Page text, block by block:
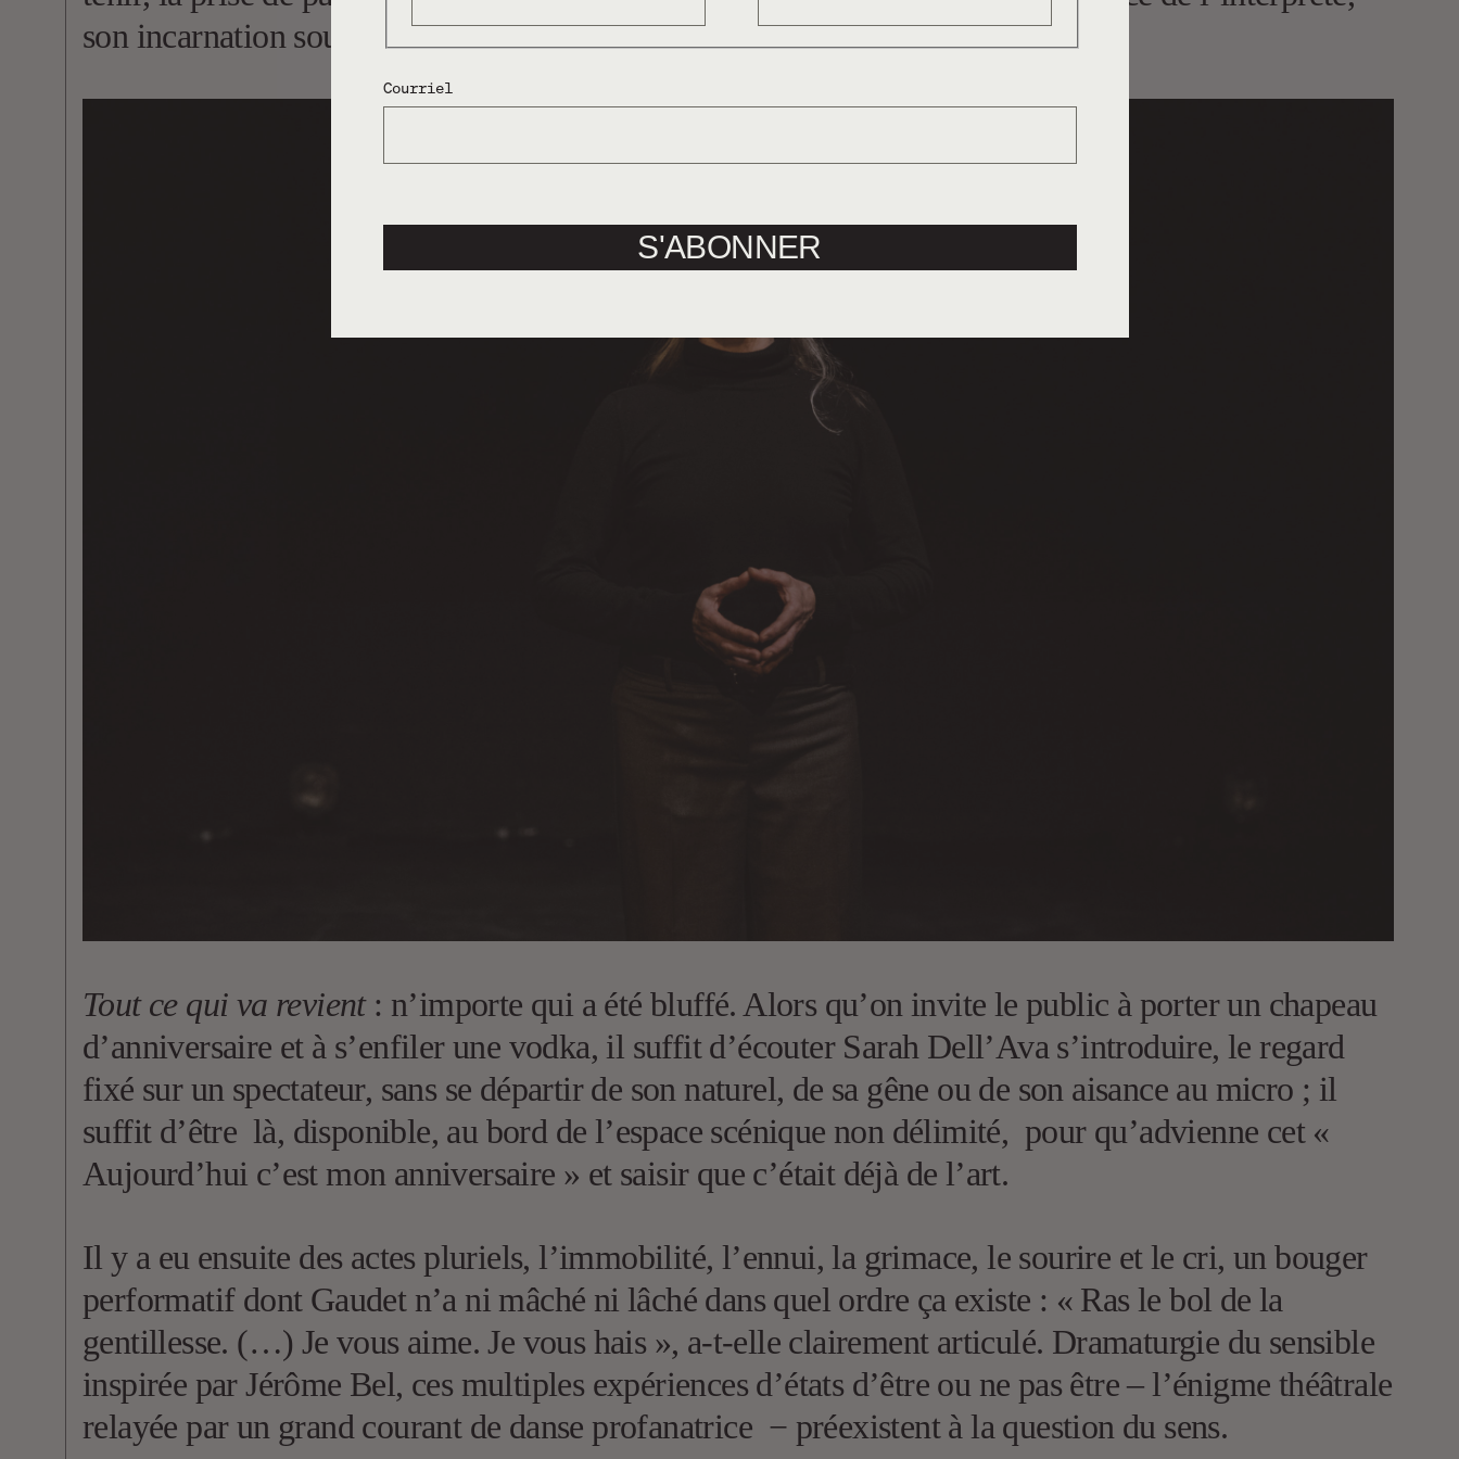
son incarnation soutenue et le sans-langage de la danse.
Tout ce qui va revient : n’importe qui a été bluffé. Alors qu’on invite le public à porter un chapeau
d’anniversaire et à s’enfiler une vodka, il suffit d’écouter Sarah Dell’Ava s’introduire, le regard
fixé sur un spectateur, sans se départir de son naturel, de sa gêne ou de son aisance au micro ; il
suffit d’être là, disponible, au bord de l’espace scénique non délimité, pour qu’advienne cet «
Aujourd’hui c’est mon anniversaire » et saisir que c’était déjà de l’art.
Il y a eu ensuite des actes pluriels, l’immobilité, l’ennui, la grimace, le sourire et le cri, un bouger
performatif dont Gaudet n’a ni mâché ni lâché dans quel ordre ça existe : « Ras le bol de la
gentillesse. (…) Je vous aime. Je vous hais », a-t-elle clairement articulé. Dramaturgie du sensible
inspirée par Jérôme Bel, ces multiples expériences d’états d’être ou ne pas être – l’énigme théâtrale
relayée par un grand courant de danse profanatrice − préexistent à la question du sens.
Courriel
S'ABONNER